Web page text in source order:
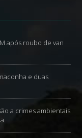
após roubo de van
e duas
a crimes ambientais